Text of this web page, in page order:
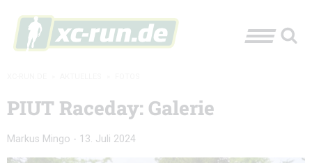
PIUT Raceday: Galerie
Markus Mingo - 13. Juli 2024